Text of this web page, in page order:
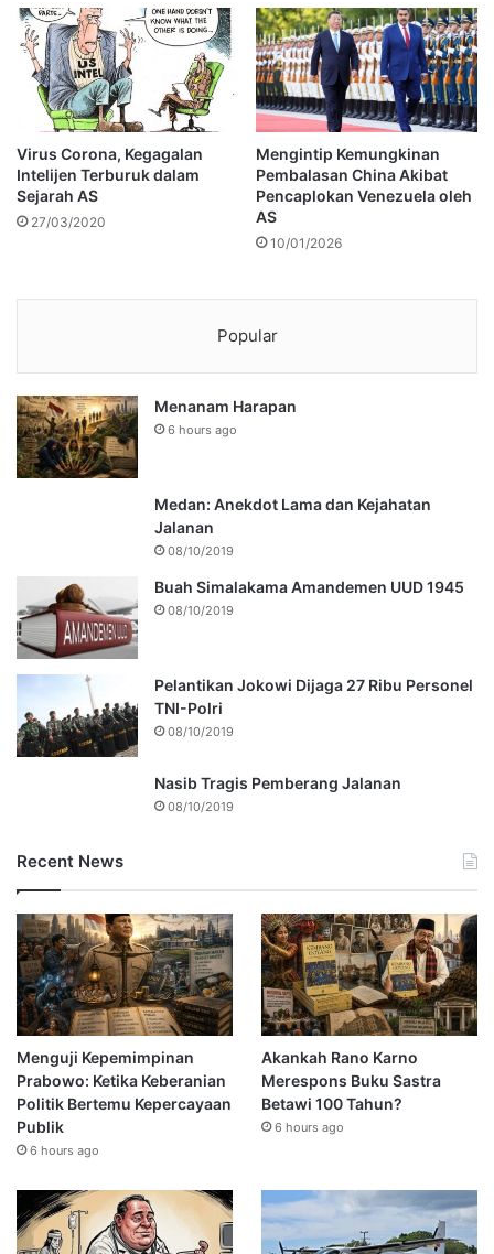
Virus Corona, Kegagalan
Intelijen Terburuk dalam
Sejarah AS
27/03/2020
Mengintip Kemungkinan
Pembalasan China Akibat
Pencaplokan Venezuela oleh
AS
10/01/2026
Popular
Menanam Harapan
6 hours ago
Medan: Anekdot Lama dan Kejahatan
Jalanan
08/10/2019
Buah Simalakama Amandemen UUD 1945
08/10/2019
Pelantikan Jokowi Dijaga 27 Ribu Personel
TNI-Polri
08/10/2019
Nasib Tragis Pemberang Jalanan
08/10/2019
Recent News
Menguji Kepemimpinan
Prabowo: Ketika Keberanian
Politik Bertemu Kepercayaan
Publik
6 hours ago
Akankah Rano Karno
Merespons Buku Sastra
Betawi 100 Tahun?
6 hours ago